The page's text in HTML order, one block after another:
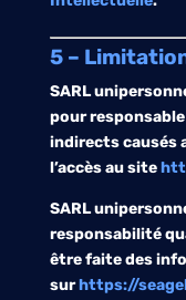
5 –
SARL
pour
indirects causés
l’accès au site
SARL
responsabilité
être faite des
surhttps://